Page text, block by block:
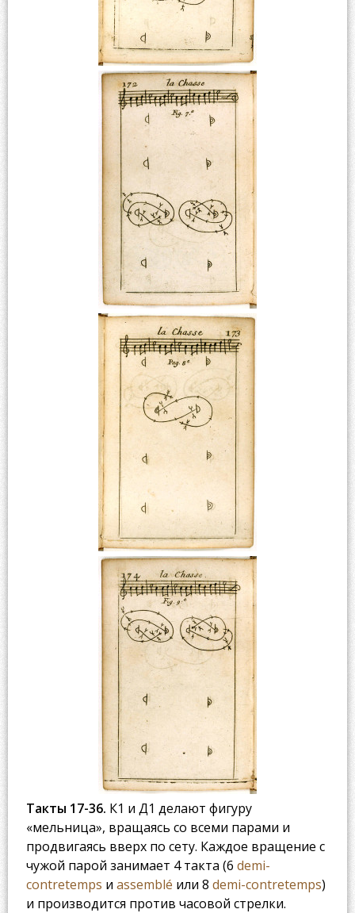
Такты 17-36. К1 и Д1 делают фигуру
«мельница», вращаясь со всеми парами и
продвигаясь вверх по сету. Каждое вращение с
чужой парой занимает 4 такта (6 demi-
contretemps и assemblé или 8 demi-contretemps)
и производится против часовой стрелки.